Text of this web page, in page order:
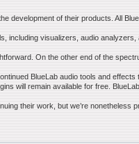
development of their products. All
including visualizers, audio analyzers,
On the other end of the
BlueLab audio tools and effects
will remain available for free.
their work, but we’re